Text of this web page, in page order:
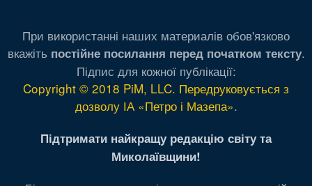
При використанні наших материалів обов'язково
вкажіть постійне посилання перед початком тексту.
Підпис для кожної публікації:
Copyright © 2018 PiM, LLC. Передруковується з
дозволу ІА «Петро і Мазепа».
Підтримати найкращу редакцію світу та
Миколаївщини!